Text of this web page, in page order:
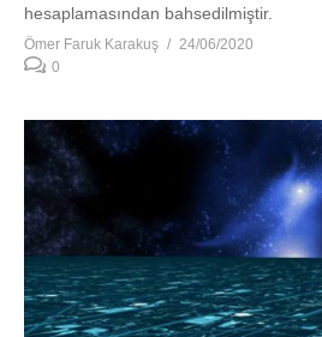
hesaplamasından bahsedilmiştir.
Ömer Faruk Karakuş
24/06/2020
0